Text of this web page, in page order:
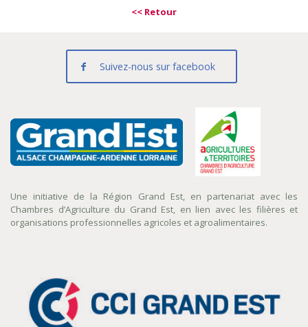
<< Retour
Suivez-nous sur facebook
Une initiative de la Région Grand Est, en partenariat avec les
Chambres d’Agriculture du Grand Est, en lien avec les filières et
organisations professionnelles agricoles et agroalimentaires.